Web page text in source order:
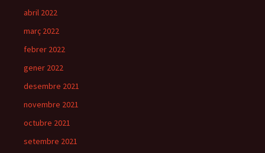
abril 2022
març 2022
febrer 2022
gener 2022
desembre 2021
novembre 2021
octubre 2021
setembre 2021